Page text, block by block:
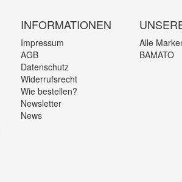
INFORMATIONEN
Impressum
AGB
Datenschutz
Widerrufsrecht
Wie bestellen?
Newsletter
News
Alle
BAMATO